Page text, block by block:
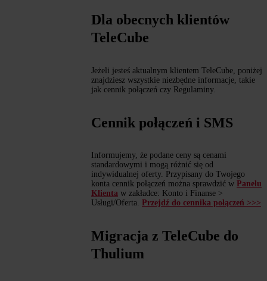
Dla obecnych klientów
TeleCube
Jeżeli jesteś aktualnym klientem TeleCube, poniżej
znajdziesz wszystkie niezbędne informacje, takie
jak cennik połączeń czy Regulaminy.
Cennik połączeń i SMS
Informujemy, że podane ceny są cenami
standardowymi i mogą różnić się od
indywidualnej oferty. Przypisany do Twojego
konta cennik połączeń można sprawdzić w Panelu
Klienta w zakładce: Konto i Finanse >
Usługi/Oferta. Przejdź do cennika połączeń >>>
Migracja z TeleCube do
Thulium